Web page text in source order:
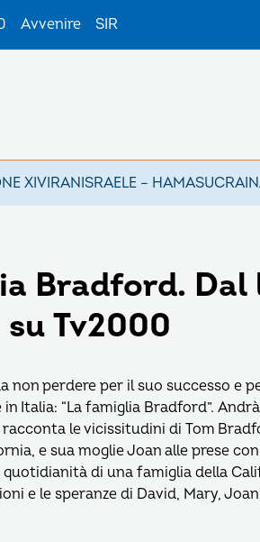
Avvenire SIR
XIVIRANISRAELE – HAMAS
Bradford. Dal
su Tv2000
non perdere per il suo successo e
Italia: “La famiglia Bradford”.
le vicissitudini di Tom
e sua moglie Joan alle prese
quotidianità di una famiglia della
e le speranze di David, Mary,